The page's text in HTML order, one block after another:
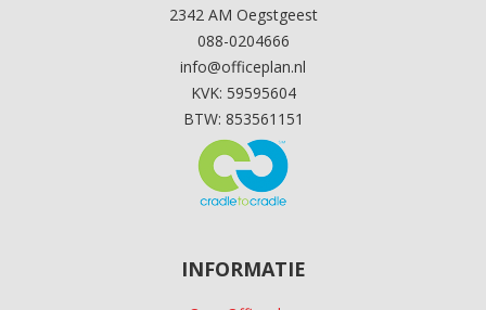
2342 AM Oegstgeest
088-0204666
info@officeplan.nl
KVK: 59595604
BTW: 853561151
INFORMATIE